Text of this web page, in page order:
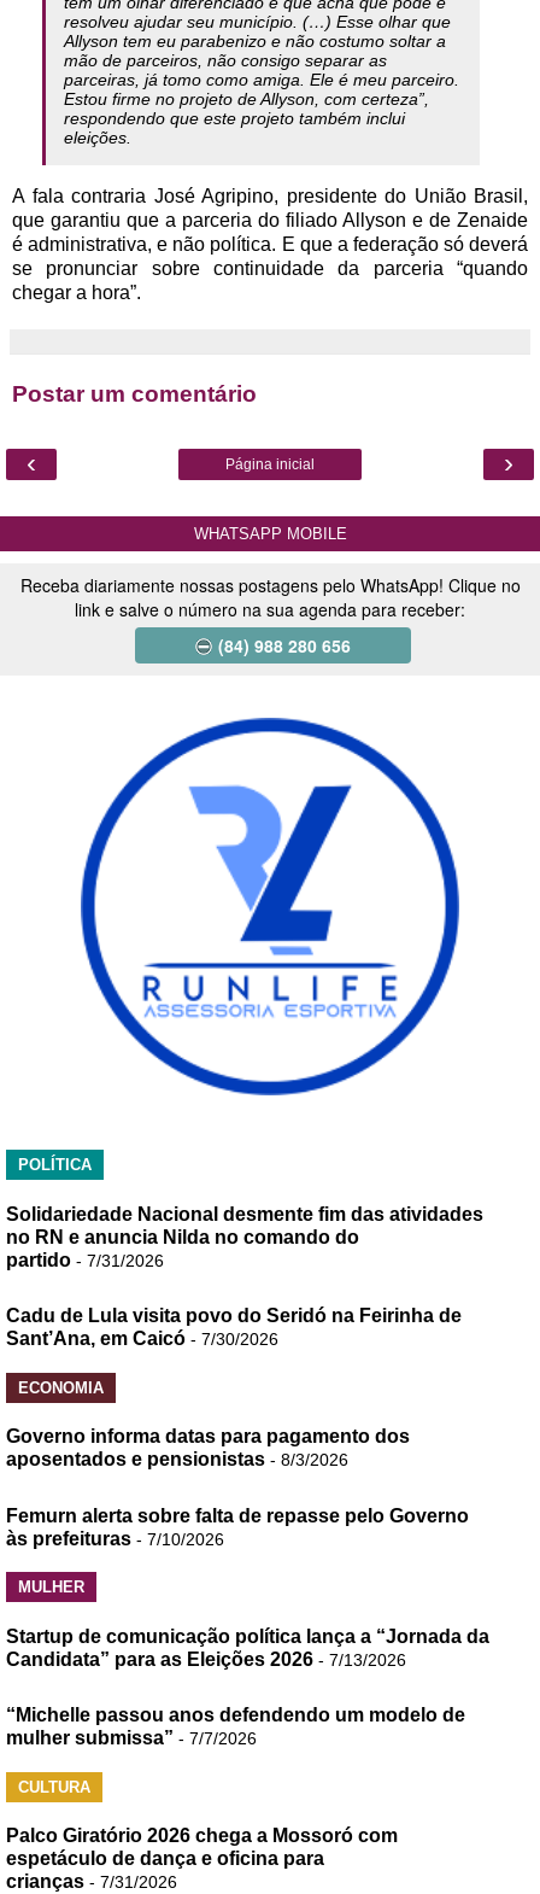
resolveu ajudar seu município. (…) Esse olhar que
Allyson tem eu parabenizo e não costumo soltar a
mão de parceiros, não consigo separar as
parceiras, já tomo como amiga. Ele é meu parceiro.
Estou firme no projeto de Allyson, com certeza”,
respondendo que este projeto também inclui
eleições.
A fala contraria José Agripino, presidente do União Brasil,
que garantiu que a parceria do filiado Allyson e de Zenaide
é administrativa, e não política. E que a federação só deverá
se pronunciar sobre continuidade da parceria “quando
chegar a hora”.
Postar um comentário
‹ ›
Página inicial
WHATSAPP MOBILE
Receba diariamente nossas postagens pelo WhatsApp! Clique no
link e salve o número na sua agenda para receber:
(84) 988 280 656
POLÍTICA
Solidariedade Nacional desmente fim das atividades
no RN e anuncia Nilda no comando do
partido - 7/31/2026
Cadu de Lula visita povo do Seridó na Feirinha de
Sant’Ana, em Caicó - 7/30/2026
ECONOMIA
Governo informa datas para pagamento dos
aposentados e pensionistas - 8/3/2026
Femurn alerta sobre falta de repasse pelo Governo
às prefeituras - 7/10/2026
MULHER
Startup de comunicação política lança a “Jornada da
Candidata” para as Eleições 2026 - 7/13/2026
“Michelle passou anos defendendo um modelo de
mulher submissa” - 7/7/2026
CULTURA
Palco Giratório 2026 chega a Mossoró com
espetáculo de dança e oficina para
crianças - 7/31/2026